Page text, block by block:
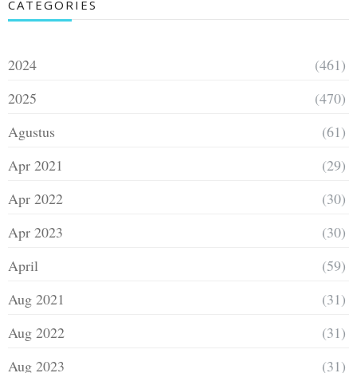
CATEGORIES
2024
(461)
2025
(470)
Agustus
(61)
Apr 2021
(29)
Apr 2022
(30)
Apr 2023
(30)
April
(59)
Aug 2021
(31)
Aug 2022
(31)
Aug 2023
(31)